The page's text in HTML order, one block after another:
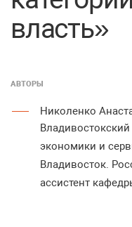
власть»
АВТОРЫ
Николенко
экономики и
Владивосток.
ассистент